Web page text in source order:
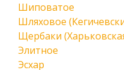
Шиповатое
Шляховое
Щербаки
Элитное
Эсхар